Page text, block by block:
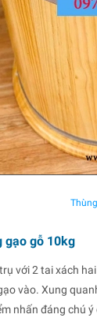
gạo gỗ 10kg
với 2 tai xách
vào. Xung
nhấn đáng chú ý